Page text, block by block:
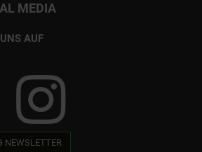
MEDIA
AUF
NEWSLETTER